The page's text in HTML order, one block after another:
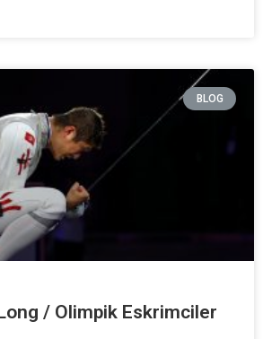
BLOG
/ Olimpik Eskrimciler